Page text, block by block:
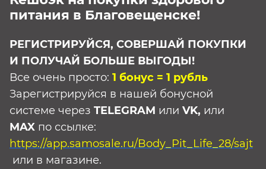
питания в Благовещенске!
РЕГИСТРИРУЙСЯ, СОВЕРШАЙ ПОКУПКИ
И ПОЛУЧАЙ БОЛЬШЕ ВЫГОДЫ!
Все очень просто: 1 бонус = 1 рубль
Зарегистрируйся в нашей бонусной
системе через TELEGRAM или VK, или
MAX по ссылке:
https://app.samosale.ru/Body_Pit_Life_28/sajt
или в магазине.